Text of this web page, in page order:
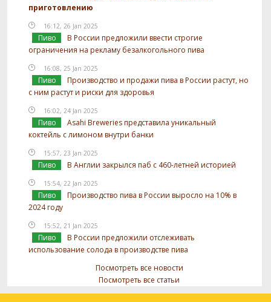
приготовлению
16:12, 26 Jan 2025
Пиво
В России предложили ввести строгие
ограничения на рекламу безалкогольного пива
16:08, 25 Jan 2025
Пиво
Производство и продажи пива в России растут, но
с ним растут и риски для здоровья
16:02, 24 Jan 2025
Пиво
Asahi Breweries представила уникальный
коктейль с лимоном внутри банки
15:57, 23 Jan 2025
Пиво В Англии закрылся паб с 460-летней историей
15:54, 22 Jan 2025
Пиво
Производство пива в России выросло на 10% в
2024 году
15:52, 21 Jan 2025
Пиво
В России предложили отслеживать
использование солода в производстве пива
Посмотреть все новости
Посмотреть все статьи